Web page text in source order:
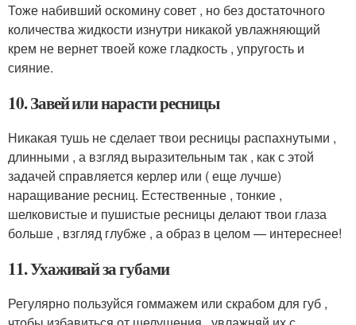
Тоже набивший оскомину совет , но без достаточного
количества жидкости изнутри никакой увлажняющий
крем не вернет твоей коже гладкость , упругость и
сияние.
10. Завей или нарасти ресницы
Никакая тушь не сделает твои ресницы распахнутыми ,
длинными , а взгляд выразительным так , как с этой
задачей справляется керлер или ( еще лучше)
наращивание ресниц. Естественные , тонкие ,
шелковистые и пушистые ресницы делают твои глаза
больше , взгляд глубже , а образ в целом — интереснее!
11. Ухаживай за губами
Регулярно пользуйся гоммажем или скрабом для губ ,